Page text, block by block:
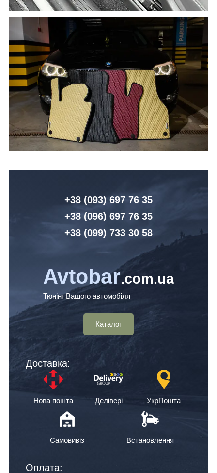
+38 (093) 697 76 35
+38 (096) 697 76 35
+38 (099) 733 30 58
Avtobar.com.ua
Тюнінг Вашого автомобіля
Каталог
Доставка:
Нова пошта Делівері УкрПошта
Самовивіз Встановлення
Оплата: